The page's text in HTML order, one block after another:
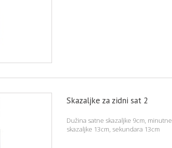
Skazaljke za zidni sat 2
Dužina satne skazaljke 9cm, minutne
skazaljke 13cm, sekundara 13cm